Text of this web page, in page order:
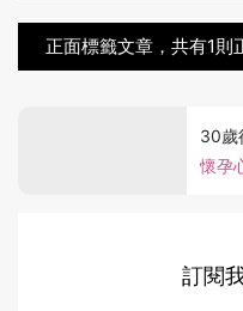
正面標籤文章，共有1則
懷孕
30歲
訂閱